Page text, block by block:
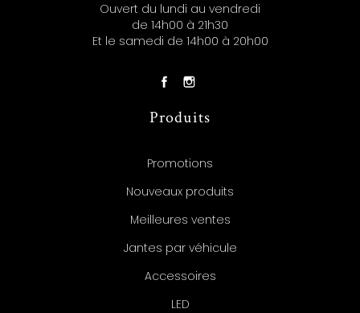
Ouvert du lundi au vendredi
de 14h00 à 21h30
Et le samedi de 14h00 à 20h00
Produits
Promotions
Nouveaux produits
Meilleures ventes
Jantes par véhicule
Accessoires
LED